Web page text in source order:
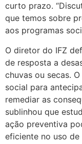
curto prazo.
que temos sobre
aos programas
O diretor do IFZ
de resposta a
chuvas ou secas.
social para
remediar as
sublinhou que
ação preventiva
eficiente no uso